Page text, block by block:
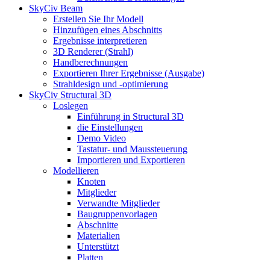
SkyCiv Beam
Erstellen Sie Ihr Modell
Hinzufügen eines Abschnitts
Ergebnisse interpretieren
3D Renderer (Strahl)
Handberechnungen
Exportieren Ihrer Ergebnisse (Ausgabe)
Strahldesign und -optimierung
SkyCiv Structural 3D
Loslegen
Einführung in Structural 3D
die Einstellungen
Demo Video
Tastatur- und Maussteuerung
Importieren und Exportieren
Modellieren
Knoten
Mitglieder
Verwandte Mitglieder
Baugruppenvorlagen
Abschnitte
Materialien
Unterstützt
Platten